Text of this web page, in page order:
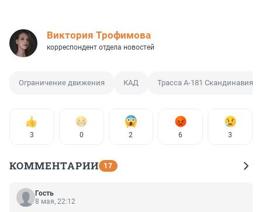
Виктория Трофимова
корреспондент отдела новостей
Ограничение движения КАД Трасса А-181 Скандинавия
3 0 2 6 3
КОММЕНТАРИИ 17
Гость
8 мая, 22:12